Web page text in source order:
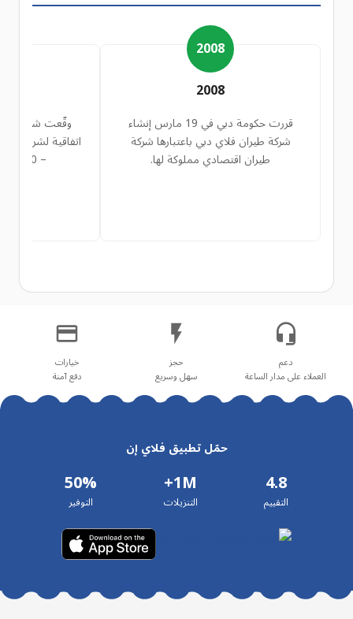
2008
2008
قررت حكومة دبي في 19 مارس إنشاء
شركة طيران فلاي دبي باعتبارها شركة
طيران اقتصادي مملوكة لها.
وقّعت شركة
– 800 وذلك في 14 يوليو.
دعم
العملاء على مدار الساعة
حجز
سهل وسريع
خيارات
دفع آمنة
حمّل تطبيق فلاي إن
4.8
التقييم
1M+
التنزيلات
50%
التوفير